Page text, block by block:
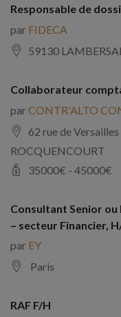
Responsable de
par FIDECA
59130
Collaborateur
parCONTR'ALTO
62 rue de
ROCQUENCOURT
35000€ - 45000€
Consultant Senior
– secteur Financier,
par EY
Paris
RAF F/H